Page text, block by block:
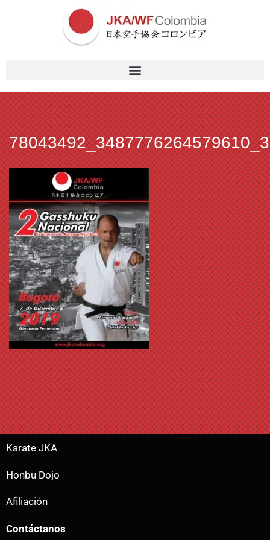
Karate JKA
Honbu Dojo
Afiliación
Contáctanos